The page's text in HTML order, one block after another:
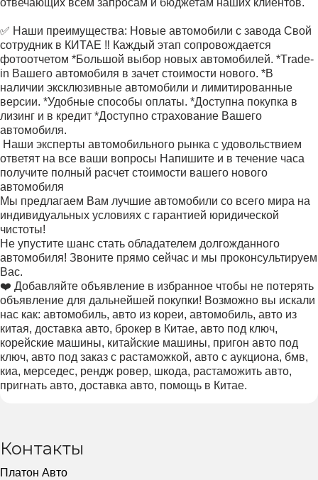
отвечающих всем запросам и бюджетам наших клиентов.
✅️ Наши преимущества: Новые автомобили с завода Свой
сотрудник в КИТАЕ ‼️ Каждый этап сопровождается
фотоотчетом *Большой выбор новых автомобилей. *Тrаdе-
in Вашего автомобиля в зачет стоимости нового. *В
наличии эксклюзивные автомобили и лимитированные
версии. *Удобные способы оплаты. *Доступна покупка в
лизинг и в кредит *Доступно страхование Вашего
автомобиля.
‍ Наши эксперты автомобильного рынка с удовольствием
ответят на все ваши вопросы Напишите и в течение часа
получите полный расчет стоимости вашего нового
автомобиля
Мы предлагаем Вам лучшие автомобили со всего мира на
индивидуальных условиях с гарантией юридической
чистоты!
Не упустите шанс стать обладателем долгожданного
автомобиля! Звоните прямо сейчас и мы проконсультируем
Вас.
❤️ Добавляйте объявление в избранное чтобы не потерять
объявление для дальнейшей покупки! Возможно вы искали
нас как: автомобиль, авто из кореи, автомобиль, авто из
китая, доставка авто, брокер в Китае, авто под ключ,
корейские машины, китайские машины, пригон авто под
ключ, авто под заказ с растаможкой, авто с аукциона, бмв,
киа, мерседес, рендж ровер, шкода, растаможить авто,
пригнать авто, доставка авто, помощь в Китае.
Контакты
Платон Авто